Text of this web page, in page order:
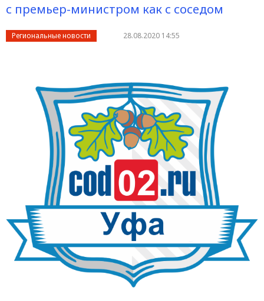
с премьер-министром как с соседом
Региональные новости 28.08.2020 14:55